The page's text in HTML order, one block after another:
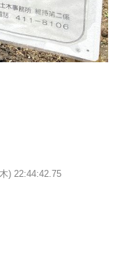
) 22:44:42.75